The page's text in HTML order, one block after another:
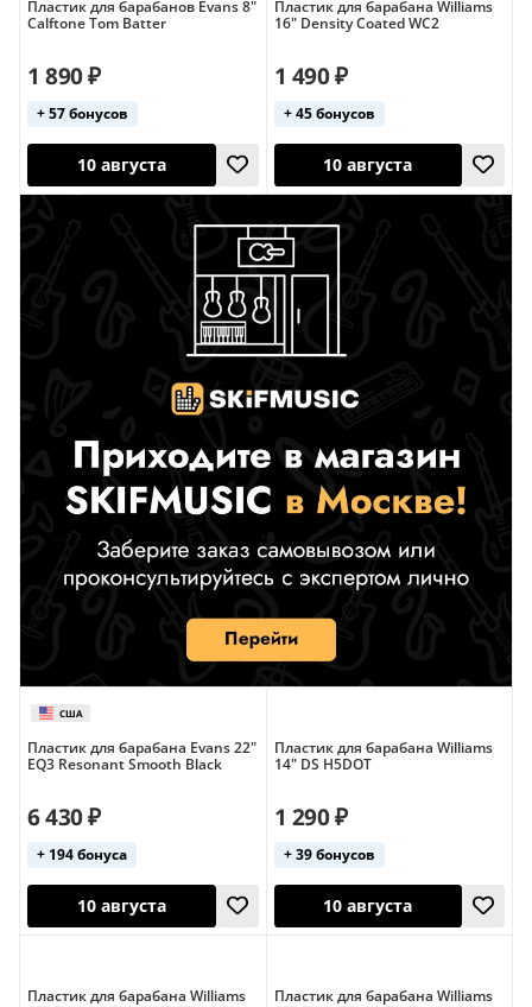
США
10 августа 10 августа
Пластик для барабанов Evans 8"
Calftone Tom Batter
США
1 890 ₽
+ 57 бонусов
Пластик для барабана Williams
16" Density Coated WC2
1 490 ₽
+ 45 бонусов
Пластик для барабана Evans 22"
EQ3 Resonant Smooth Black
6 430 ₽
+ 194 бонуса
Пластик для барабана Williams
14" DS H5DOT
1 290 ₽
+ 39 бонусов
Пластик для барабана Williams
Пластик для барабана Williams